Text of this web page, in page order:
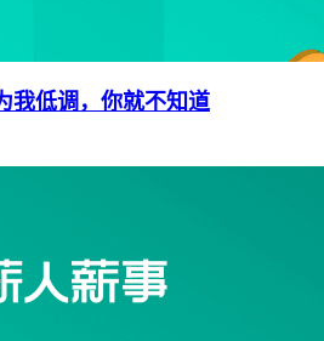
我低调，你就不知道